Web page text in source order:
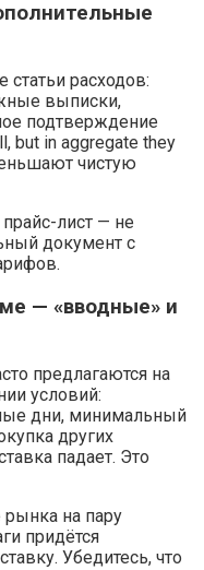
расходов:
выписки,
подтверждение
but in aggregate they
чистую
лист — не
документ с
— «вводные» и
предлагаются на
условий:
дни, минимальный
других
падает. Это
на пару
придётся
Убедитесь, что